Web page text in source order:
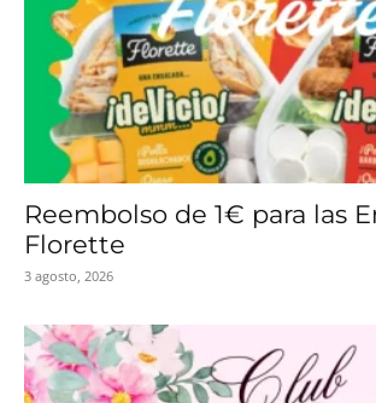
Reembolso de 1€ para las
Florette
3 agosto, 2026